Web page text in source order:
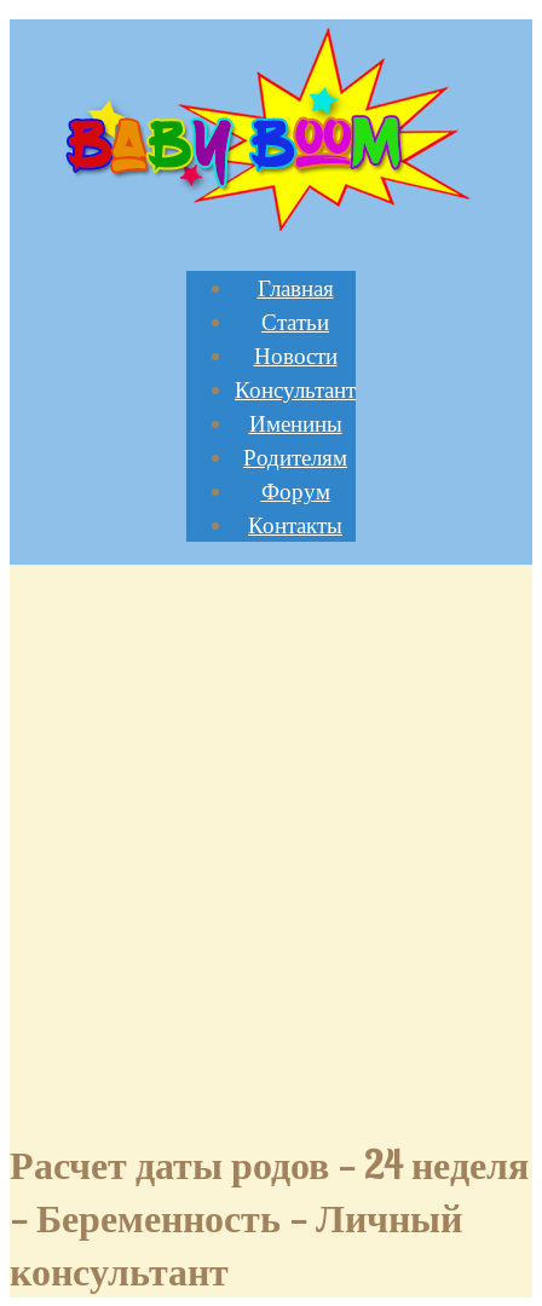
Главная
Статьи
Новости
Консультант
Именины
Родителям
Форум
Контакты
Расчет даты родов — 24 неделя
— Беременность — Личный
консультант